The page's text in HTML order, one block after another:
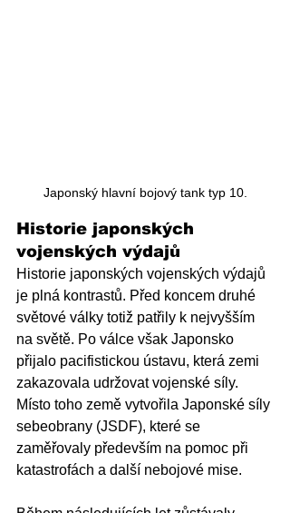
Japonský hlavní bojový tank typ 10.
Historie japonských
vojenských výdajů
Historie japonských vojenských výdajů
je plná kontrastů. Před koncem druhé
světové války totiž patřily k nejvyšším
na světě. Po válce však Japonsko
přijalo pacifistickou ústavu, která zemi
zakazovala udržovat vojenské síly.
Místo toho země vytvořila Japonské síly
sebeobrany (JSDF), které se
zaměřovaly především na pomoc při
katastrofách a další nebojové mise.